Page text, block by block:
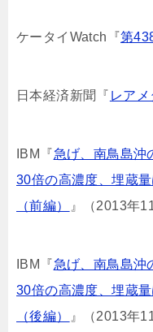
ケータイWatch『第
日本経済新聞『 レア
IBM『急げ、南鳥島
30倍の高濃度、埋蔵
（前編）
』（2013年
IBM『急げ、南鳥島
30倍の高濃度、埋蔵
（後編）
』（2013年